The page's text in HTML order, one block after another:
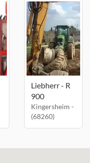
Liebherr - R
900
Kingersheim -
(68260)